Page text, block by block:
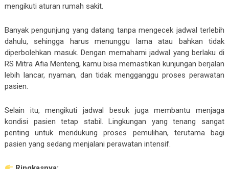
mengikuti aturan rumah sakit.
Banyak pengunjung yang datang tanpa mengecek jadwal terlebih
dahulu, sehingga harus menunggu lama atau bahkan tidak
diperbolehkan masuk. Dengan memahami jadwal yang berlaku di
RS Mitra Afia Menteng, kamu bisa memastikan kunjungan berjalan
lebih lancar, nyaman, dan tidak mengganggu proses perawatan
pasien.
Selain itu, mengikuti jadwal besuk juga membantu menjaga
kondisi pasien tetap stabil. Lingkungan yang tenang sangat
penting untuk mendukung proses pemulihan, terutama bagi
pasien yang sedang menjalani perawatan intensif.